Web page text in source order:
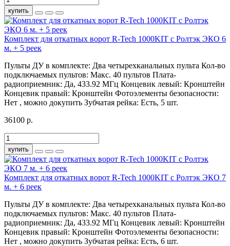
купить
Комплект для откатных ворот R-Tech 1000KIT c Ролтэк ЭКО 6
м. + 5 реек
Пульты ДУ в комплекте: Два четырехканальных пульта Кол-во
подключаемых пультов: Макс. 40 пультов Плата-
радиоприемник: Да, 433.92 МГц Концевик левый: Кронштейн
Концевик правый: Кронштейн Фотоэлементы безопасности:
Нет , можно докупить Зубчатая рейка: Есть, 5 шт.
36100 р.
купить
Комплект для откатных ворот R-Tech 1000KIT c Ролтэк ЭКО 7
м. + 6 реек
Пульты ДУ в комплекте: Два четырехканальных пульта Кол-во
подключаемых пультов: Макс. 40 пультов Плата-
радиоприемник: Да, 433.92 МГц Концевик левый: Кронштейн
Концевик правый: Кронштейн Фотоэлементы безопасности:
Нет , можно докупить Зубчатая рейка: Есть, 6 шт.